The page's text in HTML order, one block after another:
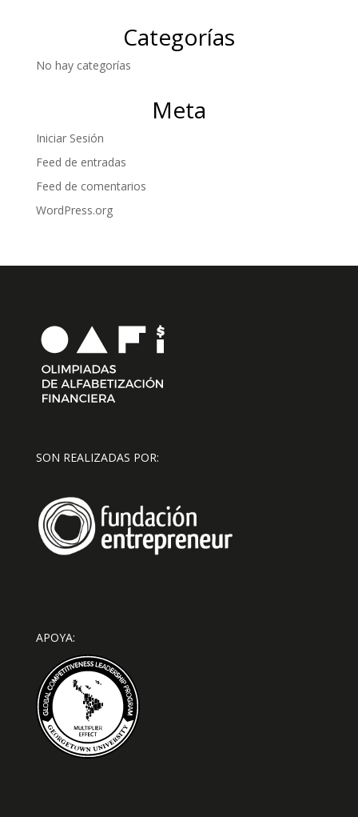
Categorías
No hay categorías
Meta
Iniciar Sesión
Feed de entradas
Feed de comentarios
WordPress.org
SON REALIZADAS POR:
APOYA: